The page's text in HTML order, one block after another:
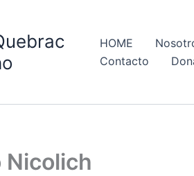
HOME
Contacto
Nicolich